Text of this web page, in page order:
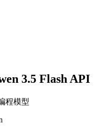
3.5 Flash API
程模型